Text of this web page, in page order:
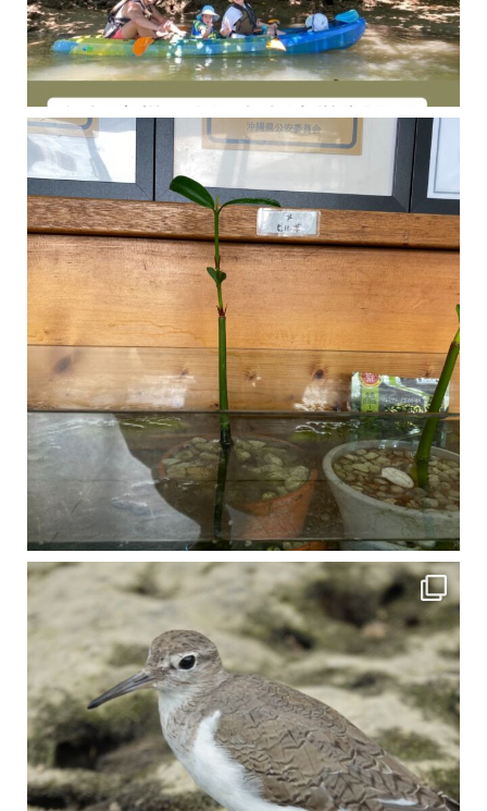
今年の1月にお店に植えたマングローブ(メヒルギ)の苗が成長してきました
マングロ
比謝川でよく見られる生き物 「イソシギ」の足に釣り針が(>_<) 比謝川は釣りが可